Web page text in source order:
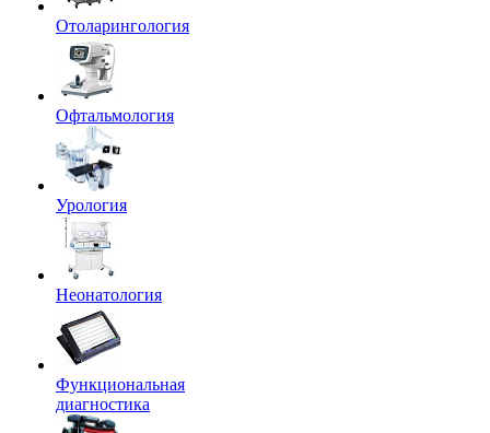
Отоларингология
Офтальмология
Урология
Неонатология
Функциональная
диагностика